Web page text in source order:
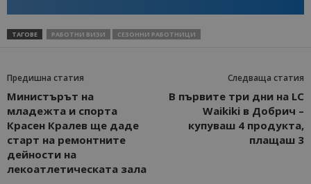
ТАГОВЕ РАБОТНИ ВИЗИ СЕЗОННИ РАБОТНИЦИ
Предишна статия
Министърът на
младежта и спорта
Красен Кралев ще даде
старт на ремонтните
дейности на
лекоатлетическата зала
Следваща статия
В първите три дни на LC
Waikiki в Добрич –
купуваш 4 продукта,
плащаш 3